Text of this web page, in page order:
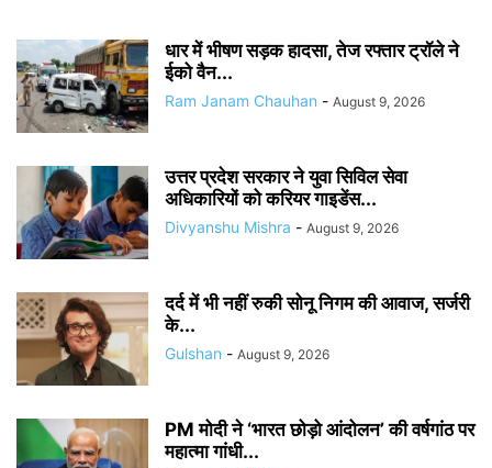
धार में भीषण सड़क हादसा, तेज रफ्तार ट्रॉले ने
ईको वैन...
Ram Janam Chauhan - August 9, 2026
उत्तर प्रदेश सरकार ने युवा सिविल सेवा
अधिकारियों को करियर गाइडेंस...
Divyanshu Mishra - August 9, 2026
दर्द में भी नहीं रुकी सोनू निगम की आवाज, सर्जरी
के...
Gulshan - August 9, 2026
PM मोदी ने ‘भारत छोड़ो आंदोलन’ की वर्षगांठ पर
महात्मा गांधी...